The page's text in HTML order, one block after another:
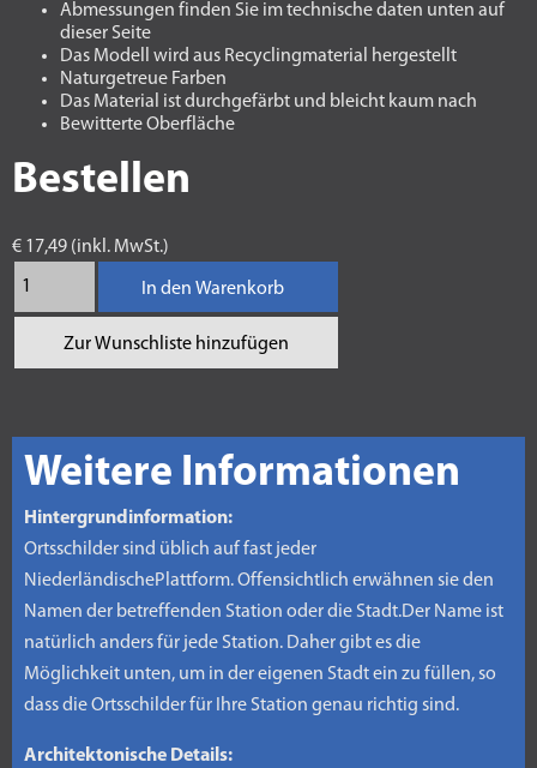
Abmessungen finden Sie im technische daten unten auf
dieser Seite
Das Modell wird aus Recyclingmaterial hergestellt
Naturgetreue Farben
Das Material ist durchgefärbt und bleicht kaum nach
Bewitterte Oberfläche
Bestellen
€ 17,49 (inkl. MwSt.)
In den Warenkorb
Zur Wunschliste hinzufügen
Weitere Informationen
Hintergrundinformation:
Ortsschilder sind üblich auf fast jeder
NiederländischePlattform. Offensichtlich erwähnen sie den
Namen der betreffenden Station oder die Stadt.Der Name ist
natürlich anders für jede Station. Daher gibt es die
Möglichkeit unten, um in der eigenen Stadt ein zu füllen, so
dass die Ortsschilder für Ihre Station genau richtig sind.
Architektonische Details: